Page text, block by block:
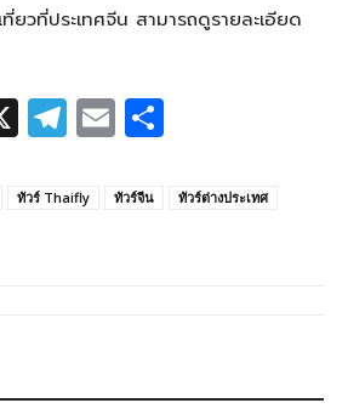
ยวที่ประเทศจีน สามารถดูรายละเอียด
X T
el
e
E
m
ail ar
ทัวร์ Thaifly ทัวร์จีน
ทัวร์ต่างประเทศ